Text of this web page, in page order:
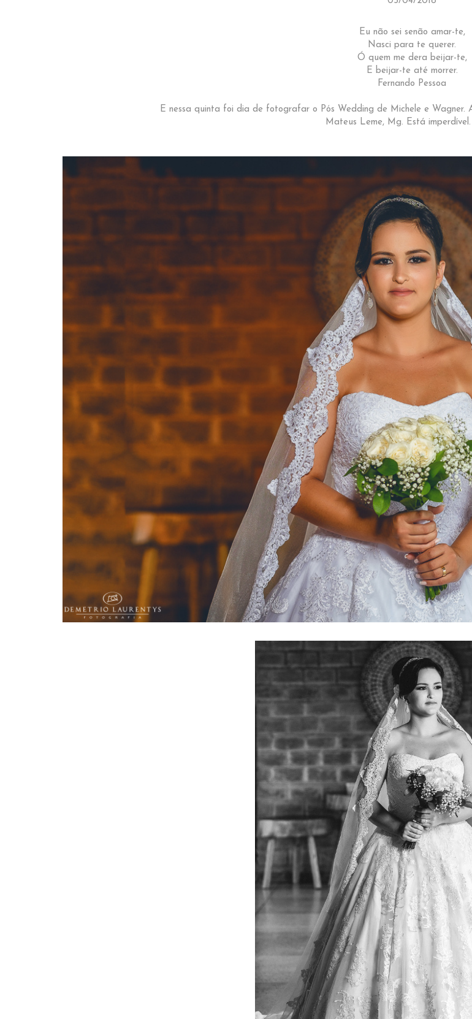
Eu não sei senão amar-te,
Nasci para te querer.
Ó quem me dera beijar-te,
E beijar-te até morrer.
Fernando Pessoa
E nessa quinta foi dia de fotografar o Pós Wedding de Michele e Wagner.
Mateus Leme, Mg. Está